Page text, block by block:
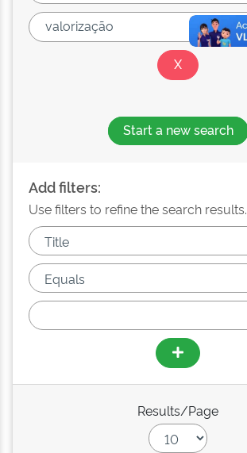
Start a new search
Add filters:
Use filters to refine the search results.
Results/Page